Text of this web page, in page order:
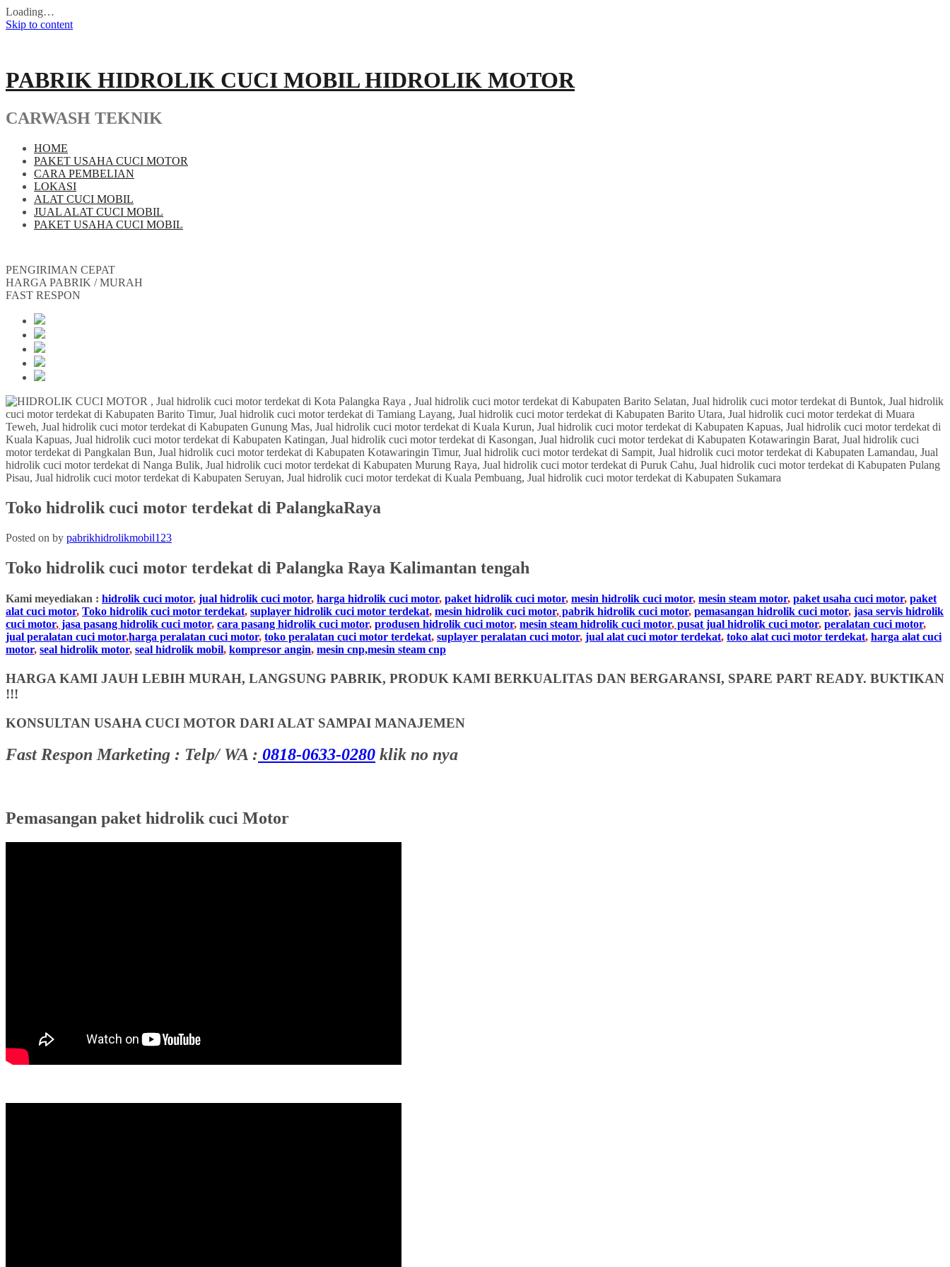
Loading…
Skip to content
PABRIK HIDROLIK CUCI MOBIL HIDROLIK MOTOR
CARWASH TEKNIK
HOME
PAKET USAHA CUCI MOTOR
CARA PEMBELIAN
LOKASI
ALAT CUCI MOBIL
JUAL ALAT CUCI MOBIL
PAKET USAHA CUCI MOBIL
PENGIRIMAN CEPAT
HARGA PABRIK / MURAH
FAST RESPON
Toko hidrolik cuci motor terdekat di PalangkaRaya
Posted on by pabrikhidrolikmobil123
Toko hidrolik cuci motor terdekat di Palangka Raya Kalimantan tengah
Kami meyediakan : hidrolik cuci motor, jual hidrolik cuci motor, harga hidrolik cuci motor, paket hidrolik cuci motor, mesin hidrolik cuci motor, mesin steam motor, paket usaha cuci motor, paket
alat cuci motor, Toko hidrolik cuci motor terdekat, suplayer hidrolik cuci motor terdekat, mesin hidrolik cuci motor, pabrik hidrolik cuci motor, pemasangan hidrolik cuci motor, jasa servis hidrolik
cuci motor, jasa pasang hidrolik cuci motor, cara pasang hidrolik cuci motor, produsen hidrolik cuci motor, mesin steam hidrolik cuci motor, pusat jual hidrolik cuci motor, peralatan cuci motor,
jual peralatan cuci motor,harga peralatan cuci motor, toko peralatan cuci motor terdekat, suplayer peralatan cuci motor, jual alat cuci motor terdekat, toko alat cuci motor terdekat, harga alat cuci
motor, seal hidrolik motor, seal hidrolik mobil, kompresor angin, mesin cnp,mesin steam cnp
HARGA KAMI JAUH LEBIH MURAH, LANGSUNG PABRIK, PRODUK KAMI BERKUALITAS DAN BERGARANSI, SPARE PART READY. BUKTIKAN
!!!
KONSULTAN USAHA CUCI MOTOR DARI ALAT SAMPAI MANAJEMEN
Fast Respon Marketing : Telp/ WA : 0818-0633-0280 klik no nya
Pemasangan paket hidrolik cuci Motor